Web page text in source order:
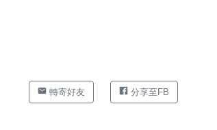
轉寄好友 分享至FB